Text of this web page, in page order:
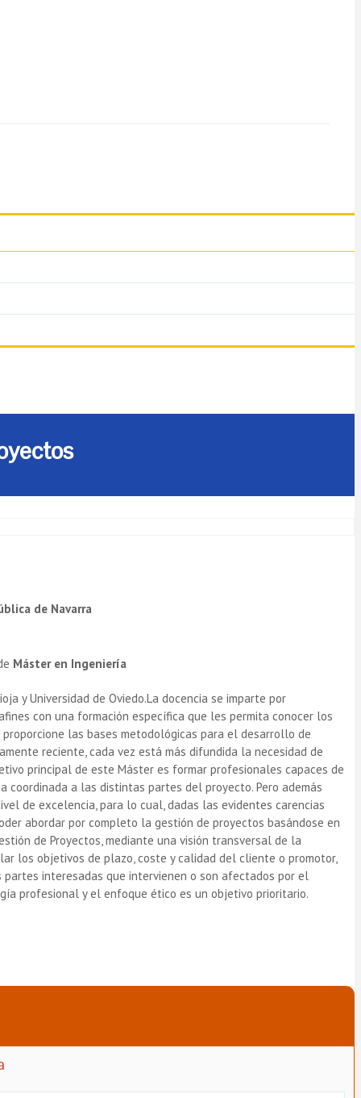
de Navarra
Máster en Ingeniería
y Universidad de Oviedo.La docencia se imparte por
con una formación específica que les permita conocer los
las bases metodológicas para el desarrollo de
reciente, cada vez está más difundida la necesidad de
principal de este Máster es formar profesionales capaces de
a las distintas partes del proyecto. Pero además
de excelencia, para lo cual, dadas las evidentes carencias
abordar por completo la gestión de proyectos basándose en
de Proyectos, mediante una visión transversal de la
los objetivos de plazo, coste y calidad del cliente o promotor,
interesadas que intervienen o son afectados por el
profesional y el enfoque ético es un objetivo prioritario.